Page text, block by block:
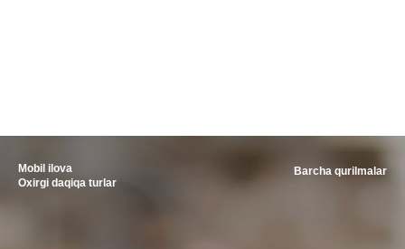
Mobil ilova
Oxirgi daqiqa turlar
Barcha qurilmalar